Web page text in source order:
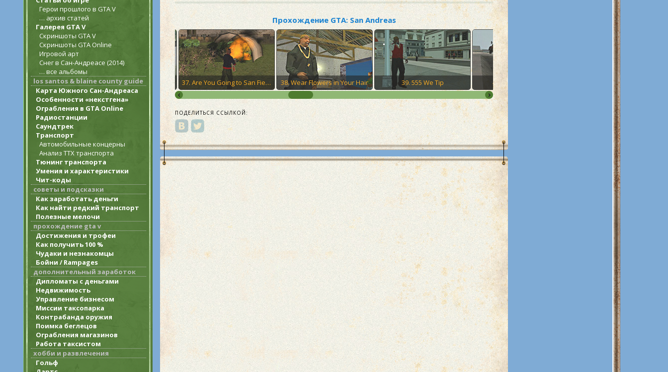
Герои прошлого в GTA V
… архив статей
Галерея GTA V
Скриншоты GTA V
Скриншоты GTA Online
Игровой арт
Снег в Сан-Андреасе (2014)
… все альбомы
los santos & blaine county guide
Карта Южного Сан-Андреаса
Особенности «некстгена»
Ограбления в GTA Online
Радиостанции
Саундтрек
Транспорт
Автомобильные концерны
Анализ ТТХ транспорта
Тюнинг транспорта
Умения и характеристики
Чит-коды
советы и подсказки
Как заработать деньги
Как найти редкий транспорт
Полезные мелочи
прохождение gta v
Достижения и трофеи
Как получить 100 %
Чудаки и незнакомцы
Бойни / Rampages
дополнительный заработок
Дипломаты с деньгами
Недвижимость
Управление бизнесом
Миссии таксопарка
Контрабанда оружия
Поимка беглецов
Ограбления магазинов
Работа таксистом
хобби и развлечения
Гольф
Прохождение GTA: San Andreas
Farewell, My Love… 36. Body Harvest 37. Are You Going to San Fierro? 38. Wear Flowers in Your Hair 39. 555 We Tip 40. Deconstruction 41. Big Smoke’s Cash
ПОДЕЛИТЬСЯ ССЫЛКОЙ: